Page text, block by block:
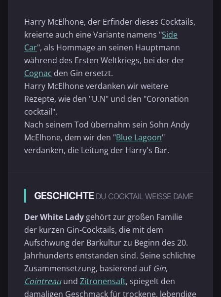
Harry McElhone, der Erfinder dieses Cocktails,
kreierte auch eine Variante namens "Side
Car", als Hommage an seinen Hauptmann
während des Ersten Weltkriegs, bei der der
Cognac den Gin ersetzt.
Harry McElhone verdanken wir weitere
Rezepte, wie den "U.N" und den "Coronation
cocktail".
Nach seinem Tod übernahm sein Sohn Andy
McElhone, dem wir den "Blue Lagoon"
verdanken, die Leitung der Harry's Bar.
GESCHICHTE DU COCKTAIL WEISSE DAME
Der White Lady gehört zur großen Familie
der kurzen Gin-Cocktails, die mit dem
Aufschwung der Barkultur zu Beginn des 20.
Jahrhunderts entstanden sind. Seine schlichte
Zusammensetzung, basierend auf Gin,
Cointreauund Zitronensaft, spiegelt den
damaligen Geschmack für trockene, lebendige